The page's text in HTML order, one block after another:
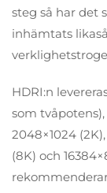
steg så har det
inhämtats
HDRI:n
som tvåpotens),
2048×1024
(8K) och